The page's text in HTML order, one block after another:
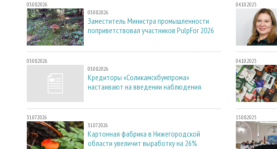
03.08.2026
03.08.2026
Заместитель Министра промышленности
поприветствовал участников PulpFor 2026
03.08.2026
03.08.2026
Кредиторы «Соликамскбумпрома»
настаивают на введении наблюдения
31.07.2026
31.07.2026
Картонная фабрика в Нижегородской
области увеличит выработку на 26%
04.10.2025
04.10.2025
15.08.2025